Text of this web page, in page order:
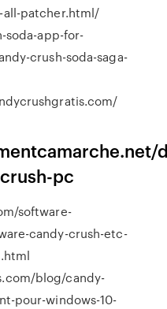
patcher.html/
app-for-
crush-soda-saga-
pc
software-
candy-crush-etc-
blog/candy-
pour-windows-10-